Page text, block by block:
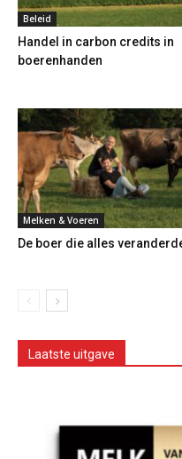
Beleid
Handel in carbon credits in
boerenhanden
Melken & Voeren
De boer die alles
Laatste uitgave